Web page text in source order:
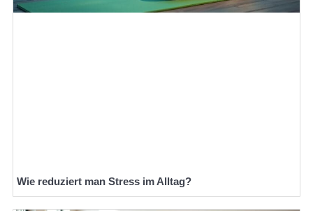
Wie reduziert man Stress im Alltag?